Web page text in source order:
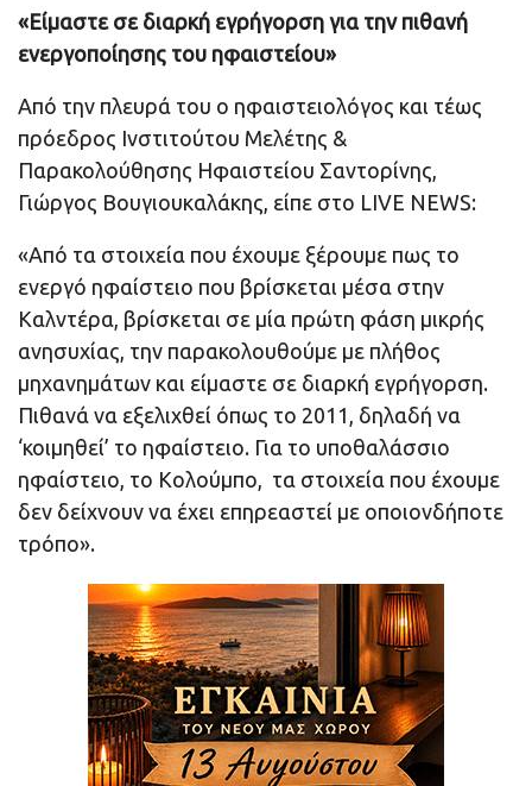
«Είμαστε σε διαρκή εγρήγορση για την πιθανή
ενεργοποίησης του ηφαιστείου»
Από την πλευρά του ο ηφαιστειολόγος και τέως
πρόεδρος Ινστιτούτου Μελέτης &
Παρακολούθησης Ηφαιστείου Σαντορίνης,
Γιώργος Βουγιουκαλάκης, είπε στο LIVE NEWS:
«Από τα στοιχεία που έχουμε ξέρουμε πως το
ενεργό ηφαίστειο που βρίσκεται μέσα στην
Καλντέρα, βρίσκεται σε μία πρώτη φάση μικρής
ανησυχίας, την παρακολουθούμε με πλήθος
μηχανημάτων και είμαστε σε διαρκή εγρήγορση.
Πιθανά να εξελιχθεί όπως το 2011, δηλαδή να
‘κοιμηθεί’ το ηφαίστειο. Για το υποθαλάσσιο
ηφαίστειο, το Κολούμπο, τα στοιχεία που έχουμε
δεν δείχνουν να έχει επηρεαστεί με οποιονδήποτε
τρόπο».